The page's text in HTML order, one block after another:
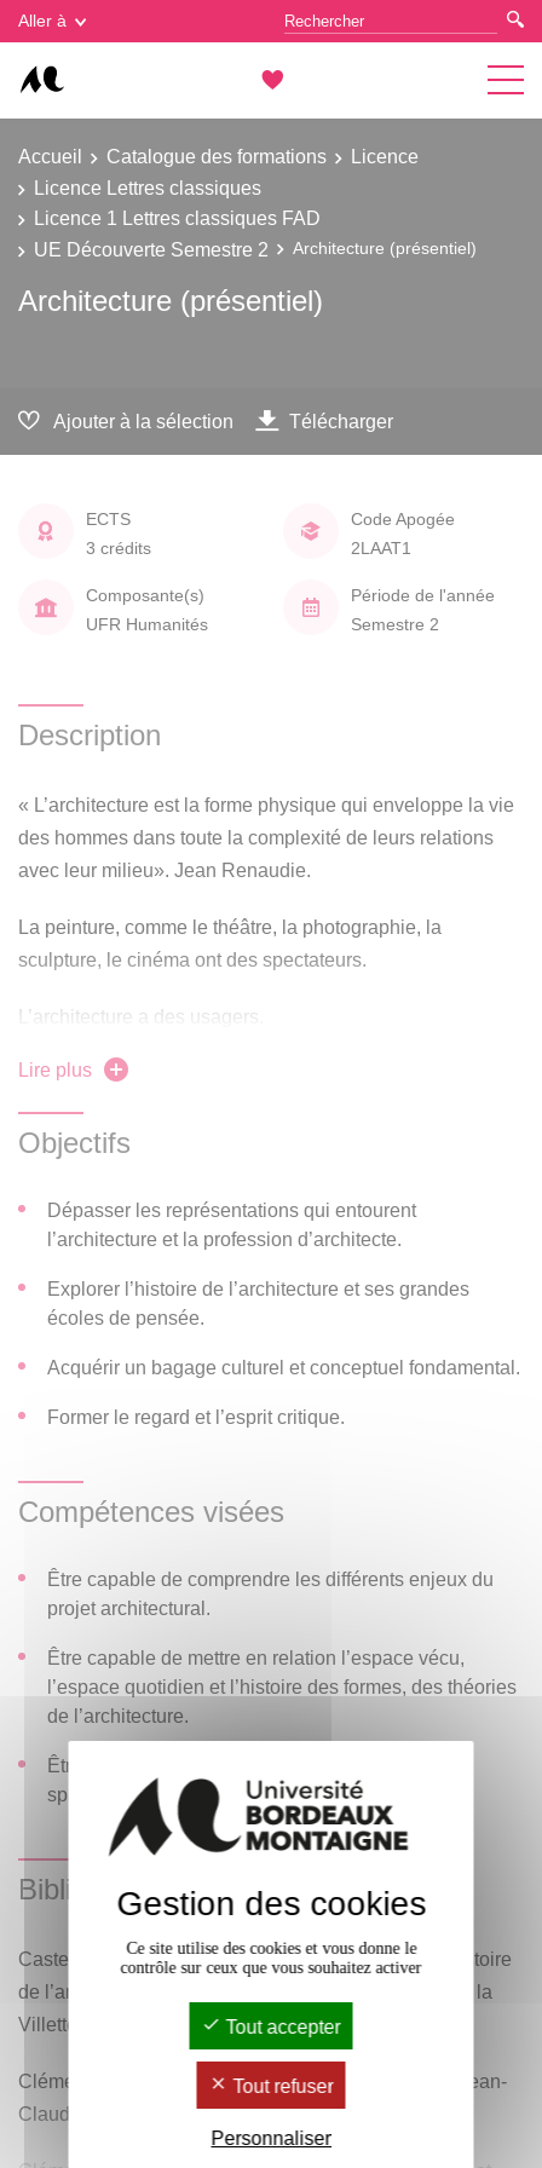
Aller à
Accueil Catalogue des formations
Licence
Licence Lettres classiques
Licence 1 Lettres classiques FAD
UE Découverte Semestre 2
Architecture (présentiel)
Architecture (présentiel)
Ajouter à la sélection Télécharger
ECTS
3 crédits
Code Apogée
2LAAT1
Composante(s)
UFR Humanités
Période de l'année
Semestre 2
Description
« L’architecture est la forme physique qui enveloppe la vie
des hommes dans toute la complexité de leurs relations
avec leur milieu». Jean Renaudie.
La peinture, comme le théâtre, la photographie, la
sculpture, le cinéma ont des spectateurs.
L’architecture a des usagers.
À travers cet enseignement, on définira précisément quel
les missions de l’architecte. On étudiera ensuite l’évolution
comprendre ensemble, usagers que nous sommes tous,
quels sont les enjeux du projet architectural, pour
Lire plus
Objectifs
Dépasser les représentations qui entourent
l’architecture et la profession d’architecte.
Explorer l’histoire de l’architecture et ses grandes
écoles de pensée.
Acquérir un bagage culturel et conceptuel fondamental.
Former le regard et l’esprit critique.
Compétences visées
Être capable de comprendre les différents enjeux du
projet architectural.
Être capable de mettre en relation l’espace vécu,
l’espace quotidien et l’histoire des formes, des théories
de l’architecture.
Être capable de tisser des liens entre questions
spatiales et société.
Bibliographie
Castex J. Renaissance, Baroque et Classicisme : Histoire
de l’architecture 1420-1720. 2e éd. Paris: Editions de la
Villette, 2004.
Clément G. La sagesse du jardinier. Paris: Editions Jean-
Claude Béhar, 2006.
Gestion des cookies
Gestion des cookies
Ce site utilise des cookies et vous donne le
contrôle sur ceux que vous souhaitez activer
Tout accepter
Tout refuser
Personnaliser